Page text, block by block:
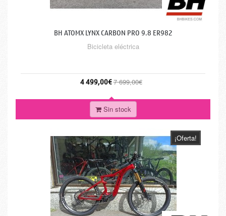
BH ATOMX LYNX CARBON PRO 9.8 ER982
Bicicleta eléctrica
4 499,00€7 699,00€
Sin stock
¡Oferta!